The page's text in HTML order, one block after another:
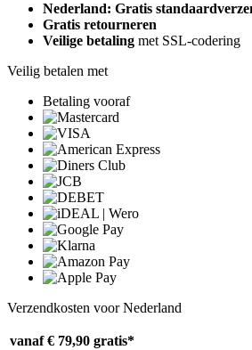
Nederland: Gratis
Gratis retourneren
Veilige betaling met SSL-codering
Veilig betalen met
Betaling vooraf
Verzendkosten voor Nederland
vanaf € 79,90 gratis*